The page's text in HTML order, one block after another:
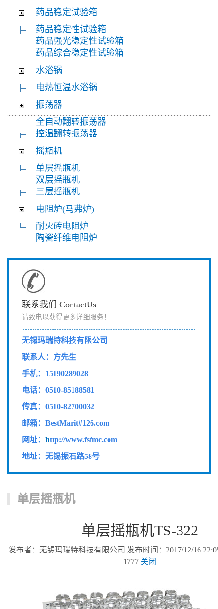
药品稳定试验箱
药品稳定性试验箱
药品强光稳定性试验箱
药品综合稳定性试验箱
水浴锅
电热恒温水浴锅
振荡器
全自动翻转振荡器
控温翻转振荡器
摇瓶机
单层摇瓶机
双层摇瓶机
三层摇瓶机
电阻炉(马弗炉)
耐火砖电阻炉
陶瓷纤维电阻炉
联系我们 ContactUs
请致电以获得更多详细服务！
无锡玛瑞特科技有限公司
联系人：方先生
手机：15190289028
电话：0510-85188581
传真： 0510-82700032
邮箱：BestMarit#126.com
网址： http://www.fsfmc.com
地址：无锡振石路58号
单层摇瓶机
单层摇瓶机TS-322
发布者：无锡玛瑞特科技有限公司 发布时间：2017/12/16
1777 关闭